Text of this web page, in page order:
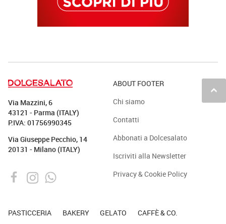
keyboard_arrow_up
Via Mazzini, 6
43121 - Parma (ITALY)
P.IVA: 01756990345
Via Giuseppe Pecchio, 14
20131 - Milano (ITALY)
ABOUT FOOTER
Chi siamo
Contatti
Abbonati a Dolcesalato
Iscriviti alla Newsletter
Privacy & Cookie Policy
PASTICCERIA BAKERY GELATO CAFFÈ & CO.